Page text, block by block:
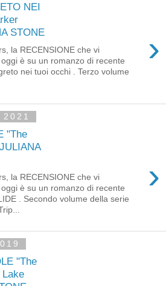
NEI
STONE
›
la RECENSIONE che vi
è su un romanzo di recente
nei tuoi occhi . Terzo volume
"The
›
la RECENSIONE che vi
è su un romanzo di recente
. Secondo volume della serie
"The